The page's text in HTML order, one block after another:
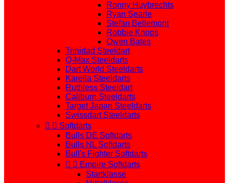
Ronny Huybrechts
Ryan Searle
Stefan Bellemont
Robbie Knops
Owen Bates
Trinidad Steeldart
Q-Max Steeldarts
Dart World Steeldarts
Karella Steeldarts
Ruthless Steeldart
Caliburn Steeldarts
Target Japan Steeldarts
Swissdart Steeldarts
  Softdarts
Bulls DE Softdarts
Bulls NL Softdarts
Bull's Fighter Softdarts
  Empire Softdarts
Startklasse